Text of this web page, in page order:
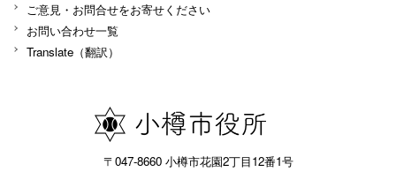
ご意見・お問合せをお寄せください
お問い合わせ一覧
Translate（翻訳）
〒047-8660 小樽市花園2丁目12番1号